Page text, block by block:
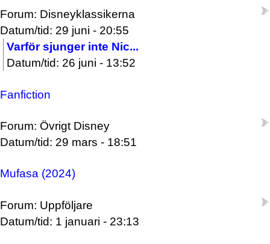
Forum: Disneyklassikerna
Datum/tid: 29 juni - 20:55
Varför sjunger inte Nic...
Datum/tid: 26 juni - 13:52
Fanfiction
Forum: Övrigt Disney
Datum/tid: 29 mars - 18:51
Mufasa (2024)
Forum: Uppföljare
Datum/tid: 1 januari - 23:13